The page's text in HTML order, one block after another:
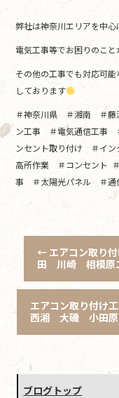
弊社は神奈川エリアを中
電気工事等でお困りのこ
その他の工事でも対応可
しております
＃神奈川県 ＃湘南 ＃
ン工事 ＃電気通信工事
ンセント取り付け ＃イ
高所作業 ＃コンセント
事 ＃太陽光パネル ＃
← エアコン取り
田 川崎 相模原
エアコン取り付け
西湘 大磯 小田
ブログトップ